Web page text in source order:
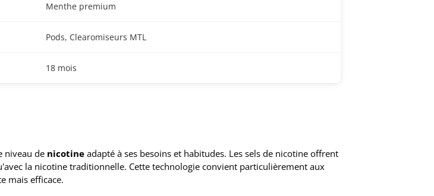
Menthe premium
Pods, Clearomiseurs MTL
18 mois
niveau de nicotine adapté à ses besoins et habitudes. Les sels de nicotine offrent
la nicotine traditionnelle. Cette technologie convient particulièrement aux
mais efficace.